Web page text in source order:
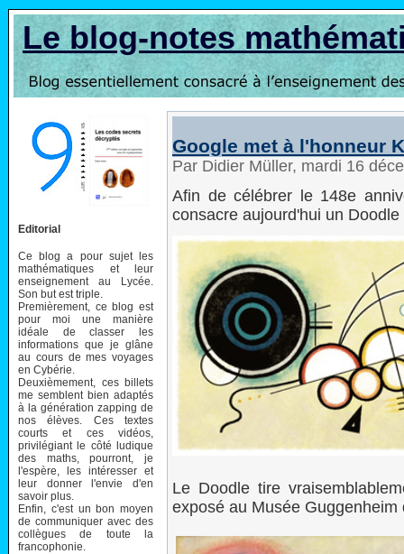
Le blog-notes
Editorial
Ce blog a pour sujet les
mathématiques et leur
enseignement au Lycée.
Son but est triple.
Premièrement, ce blog est
pour moi une manière
idéale de classer les
informations que je glâne
au cours de mes voyages
en Cybérie.
Deuxièmement, ces billets
me semblent bien adaptés
à la génération zapping de
nos élèves. Ces textes
courts et ces vidéos,
privilégiant le côté ludique
des maths, pourront, je
l'espère, les intéresser et
leur donner l'envie d'en
savoir plus.
Enfin, c'est un bon moyen
de communiquer avec des
collègues de toute la
francophonie.
Google met à l'honneur
Par Didier Müller, mardi 16
Afin de célébrer le 148e
consacre aujourd'hui un
Le Doodle tire
exposé au Musée Guggenheim